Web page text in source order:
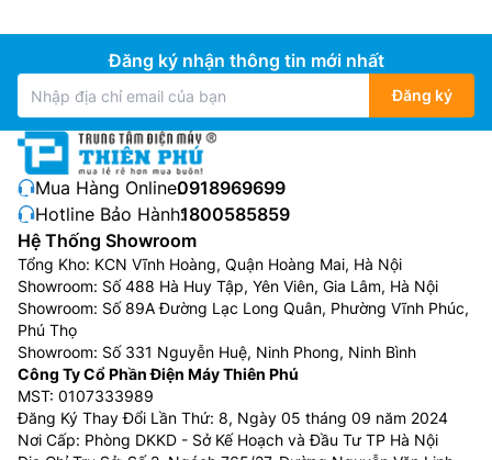
Đăng ký nhận thông tin mới nhất
Đăng ký
Mua Hàng Online:0918969699
Hotline Bảo Hành:1800585859
Hệ Thống Showroom
Tổng Kho: KCN Vĩnh Hoàng, Quận Hoàng Mai, Hà Nội
Showroom: Số 488 Hà Huy Tập, Yên Viên, Gia Lâm, Hà Nội
Showroom: Số 89A Đường Lạc Long Quân, Phường Vĩnh Phúc,
Phú Thọ
Showroom: Số 331 Nguyễn Huệ, Ninh Phong, Ninh Bình
Công Ty Cổ Phần Điện Máy Thiên Phú
MST: 0107333989
Đăng Ký Thay Đổi Lần Thứ: 8, Ngày 05 tháng 09 năm 2024
Nơi Cấp: Phòng DKKD - Sở Kế Hoạch và Đầu Tư TP Hà Nội